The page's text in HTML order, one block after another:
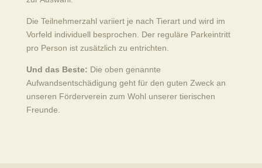
Die Teilnehmerzahl variiert je nach Tierart und wird im
Vorfeld individuell besprochen. Der reguläre Parkeintritt
pro Person ist zusätzlich zu entrichten.
Und das Beste: Die oben genannte
Aufwandsentschädigung geht für den guten Zweck an
unseren Förderverein zum Wohl unserer tierischen
Freunde.